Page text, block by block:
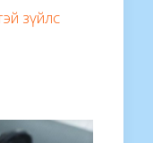
зүйлс